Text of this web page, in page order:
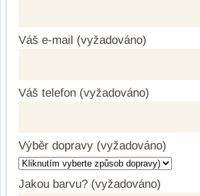
Váš e-mail (vyžadováno)
Váš telefon (vyžadováno)
Výběr dopravy (vyžadováno)
Jakou barvu? (vyžadováno)